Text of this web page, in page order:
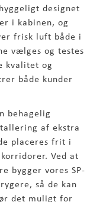
designet
i kabinen, og
frisk luft både i
vælges og testes
kvalitet og
både kunder
behagelig
af ekstra
placeres frit i
Ved at
bygger vores SP-
så de kan
det muligt for